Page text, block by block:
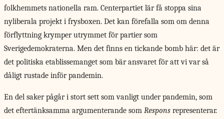
folkhemmets nationella ram. Centerpartiet lär få stoppa sina
nyliberala projekt i frysboxen. Det kan förefalla som om denna
förflyttning krymper utrymmet för partier som
Sverigedemokraterna. Men det finns en tickande bomb här: det är
det politiska etablissemanget som bär ansvaret för att vi var så
dåligt rustade inför pandemin.
En del saker pågår i stort sett som vanligt under pandemin, som
det eftertänksamma argumenterande som Respons representerar.